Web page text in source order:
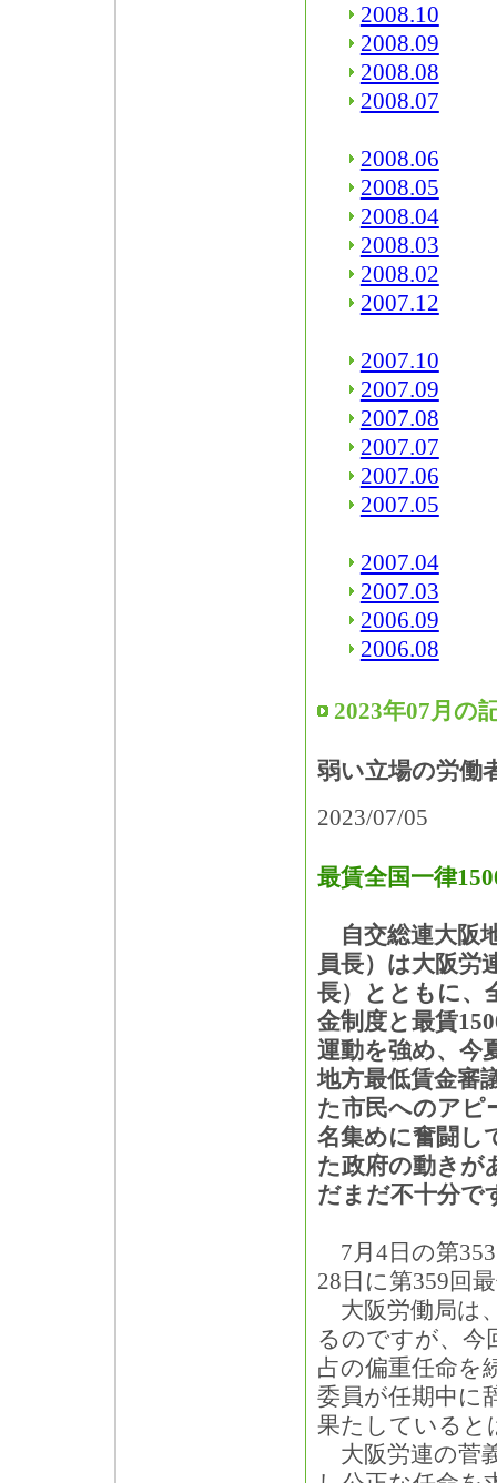
2008.10
2008.09
2008.08
2008.07
2008.06
2008.05
2008.04
2008.03
2008.02
2007.12
2007.10
2007.09
2007.08
2007.07
2007.06
2007.05
2007.04
2007.03
2006.09
2006.08
2023年07月の
弱い立場の労働
2023/07/05
最賃全国一律
自交総連大阪
員長）は大阪労
長）とともに、
金制度と最賃
運動を強め、今
地方最低賃金審
た市民へのアピ
名集めに奮闘し
た政府の動きが
だまだ不十分で
7月4日の第
28日に第359回
大阪労働局は
るのですが、今
占の偏重任命を
委員が任期中に
果たしていると
大阪労連の菅